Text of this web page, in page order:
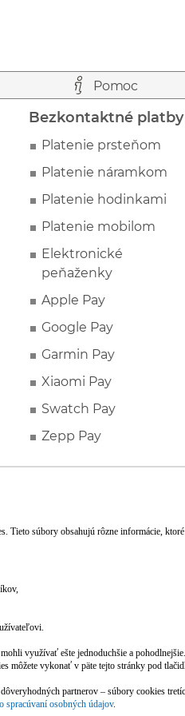
Pomoc
Bezkontaktné platby
Platenie prsteňom
Platenie náramkom
Platenie hodinkami
Platenie mobilom
Elektronické
peňaženky
Apple Pay
Google Pay
Garmin Pay
Xiaomi Pay
Swatch Pay
Zepp Pay